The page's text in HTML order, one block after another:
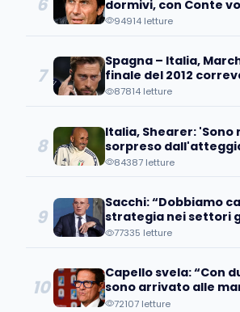
6
dormivi, con Conte
Quando si
94914 letture
7
Spagna – Italia,
finale del 2012
noi. Chissà come
87814 letture
8
Italia, Shearer: 'Sono
sorpreso
azzurri, pensavamo...'
84387 letture
9
Sacchi: “Dobbiamo
strategia nei settori
volta convocai un
77335 letture
10
Capello svela: “Con
sono arrivato alle
72107 letture